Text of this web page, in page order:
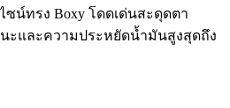
ซน์ทรง Boxy โดดเด่นสะดุดตา
ะและความประหยัดน้ำมันสูงสุดถึง